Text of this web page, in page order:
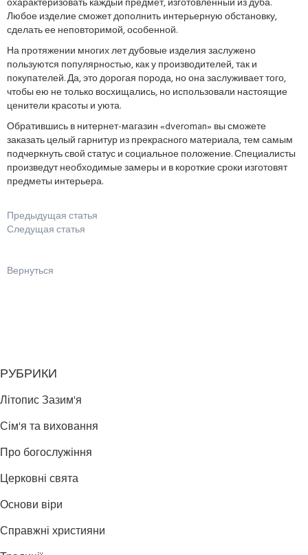
Любое изделие сможет дополнить интерьерную обстановку,
сделать ее неповторимой, особенной.
На протяжении многих лет дубовые изделия заслужено
пользуются популярностью, как у производителей, так и
покупателей. Да, это дорогая порода, но она заслуживает того,
чтобы ею не только восхищались, но использовали настоящие
ценители красоты и уюта.
Обратившись в нитернет-магазин «dveroman» вы сможете
заказать целый гарнитур из прекрасного материала, тем самым
подчеркнуть свой статус и социальное положение. Специалисты
произведут необходимые замеры и в короткие сроки изготовят
предметы интерьера.
Предыдущая статья
Следущая статья
Вернуться
РУБРИКИ
Літопис Зазим'я
Сім'я та виховання
Про богослужіння
Церковні свята
Основи віри
Справжні християни